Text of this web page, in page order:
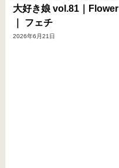
大好き娘 vol.81｜Flower
｜ フェチ
2026年6月21日